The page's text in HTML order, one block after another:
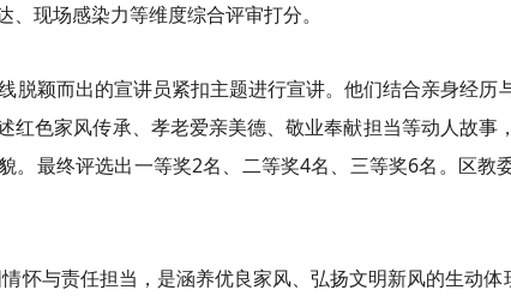
现场感染力等维度综合评审打分。
脱颖而出的宣讲员紧扣主题进行宣讲。他们结合亲身经历
红色家风传承、孝老爱亲美德、敬业奉献担当等动人故事
。最终评选出一等奖2名、二等奖4名、三等奖6名。区教
怀与责任担当，是涵养优良家风、弘扬文明新风的生动体